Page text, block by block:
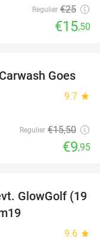
Regulier €25
€15,50
36%
Goes
9.7 star
Regulier €15,50
€9,95
36%
GlowGolf (19
9.6 star